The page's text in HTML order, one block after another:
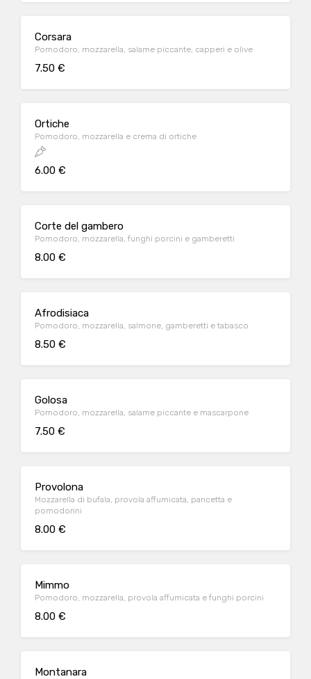
Corsara
Pomodoro, mozzarella, salame piccante, capperi e olive
7.50 €
Ortiche
Pomodoro, mozzarella e crema di ortiche
6.00 €
Corte del gambero
Pomodoro, mozzarella, funghi porcini e gamberetti
8.00 €
Afrodisiaca
Pomodoro, mozzarella, salmone, gamberetti e tabasco
8.50 €
Golosa
Pomodoro, mozzarella, salame piccante e mascarpone
7.50 €
Provolona
Mozzarella di bufala, provola affumicata, pancetta e
pomodorini
8.00 €
Mimmo
Pomodoro, mozzarella, provola affumicata e funghi porcini
8.00 €
Montanara